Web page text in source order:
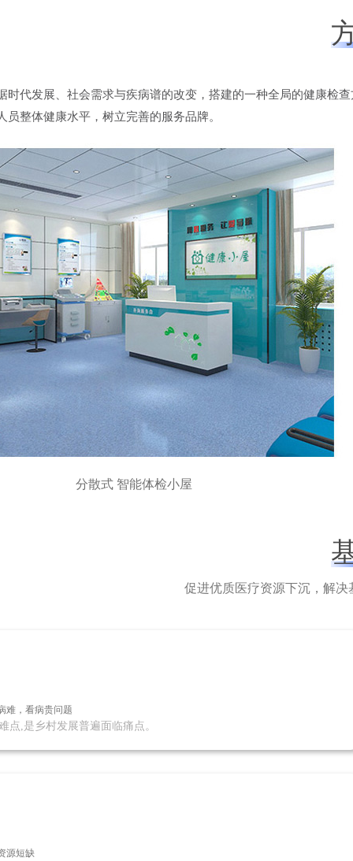
发展、社会需求与疾病谱的改变，搭建的一种全局的健康检查
员整体健康水平，树立完善的服务品牌。
分散式 智能体检小屋
促进优质医疗资源下沉，解
难，看病贵问题
点,是乡村发展普遍面临痛点。
源短缺